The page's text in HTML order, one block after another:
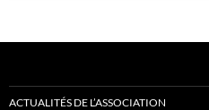
ACTUALITÉS DE L’ASSOCIATION